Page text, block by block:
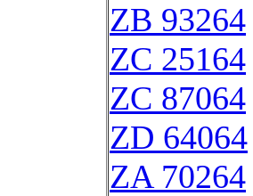
ZB 93264
ZC 25164
ZC 87064
ZD 64064
ZA 70264